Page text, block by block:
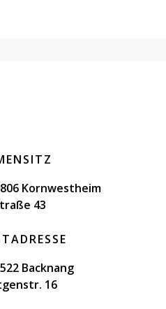
Kornwestheim
43
Backnang
16